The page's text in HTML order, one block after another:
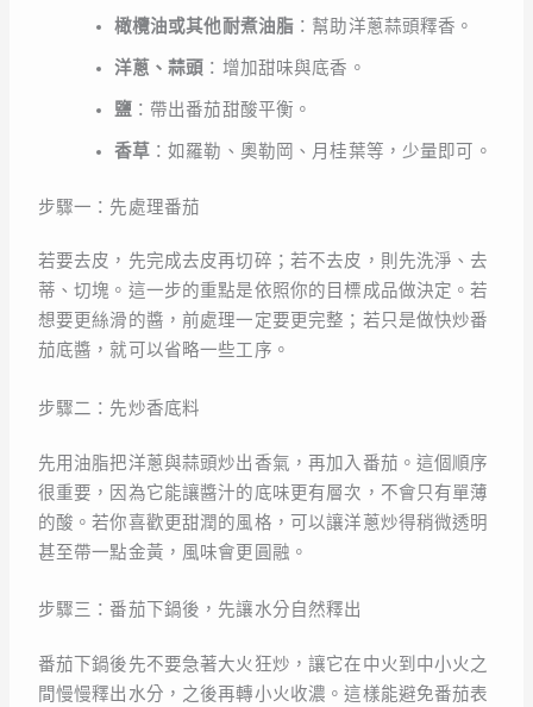
橄欖油或其他耐煮油脂 ：幫助洋蔥蒜頭釋香。
洋蔥、蒜頭 ：增加甜味與底香。
鹽 ：帶出番茄甜酸平衡。
香草：如羅勒、奧勒岡、月桂葉等，少量即可。
步驟一：先處理番茄
若要去皮，先完成去皮再切碎；若不去皮，則先洗淨、去
蒂、切塊。這一步的重點是依照你的目標成品做決定。若
想要更絲滑的醬，前處理一定要更完整；若只是做快炒番
茄底醬，就可以省略一些工序。
步驟二：先炒香底料
先用油脂把洋蔥與蒜頭炒出香氣，再加入番茄。這個順序
很重要，因為它能讓醬汁的底味更有層次，不會只有單薄
的酸。若你喜歡更甜潤的風格，可以讓洋蔥炒得稍微透明
甚至帶一點金黃，風味會更圓融。
步驟三：番茄下鍋後，先讓水分自然釋出
番茄下鍋後先不要急著大火狂炒，讓它在中火到中小火之
間慢慢釋出水分，之後再轉小火收濃。這樣能避免番茄表